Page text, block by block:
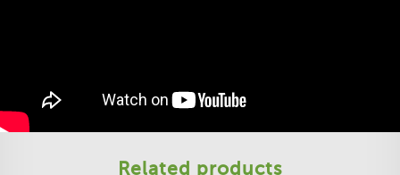
Related products